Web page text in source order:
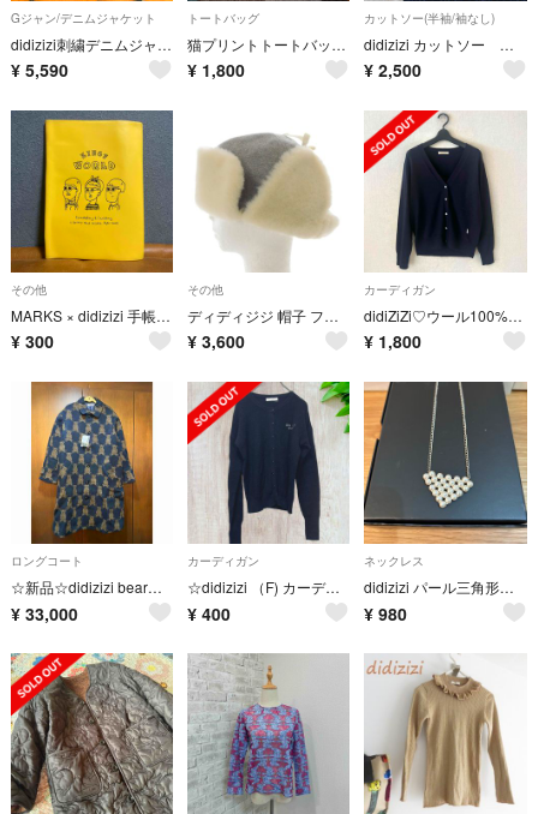
Gジャン/デニムジャケット
didizizi刺繍デニムジャケット
¥ 5,590
トートバッグ
猫プリントトートバッグ★didizizi
¥ 1,800
カットソー(半袖/袖なし)
didizizi カットソー くま
¥ 2,500
その他
MARKS × didizizi 手帳カバー スケジュール帳カバー B6 黄色
¥ 300
その他
ディディジジ 帽子 フライトキャップ ファー F グレー ホワイト
¥ 3,600
カーディガン
didiZiZi♡ウール100%カーディガン
¥ 1,800
ロングコート
☆新品☆didizizi bearロングコート
¥ 33,000
カーディガン
☆didizizi （F) カーディガン ワンポイント 黒 オフカジ
¥ 400
ネックレス
didizizi パール三角形ネックレス
¥ 980